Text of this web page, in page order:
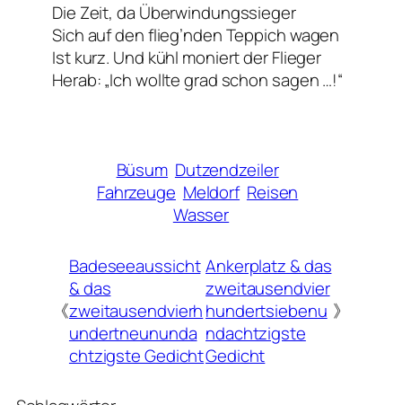
Die Zeit, da Überwindungssieger
Sich auf den flieg’nden Teppich wagen
Ist kurz. Und kühl moniert der Flieger
Herab: „Ich wollte grad schon sagen …!“
Büsum Dutzendzeiler
Fahrzeuge Meldorf Reisen
Wasser
《
Badeseeaussicht
& das
zweitausendvierh
undertneununda
chtzigste Gedicht
Ankerplatz & das
zweitausendvier
hundertsiebenu
ndachtzigste
Gedicht
》